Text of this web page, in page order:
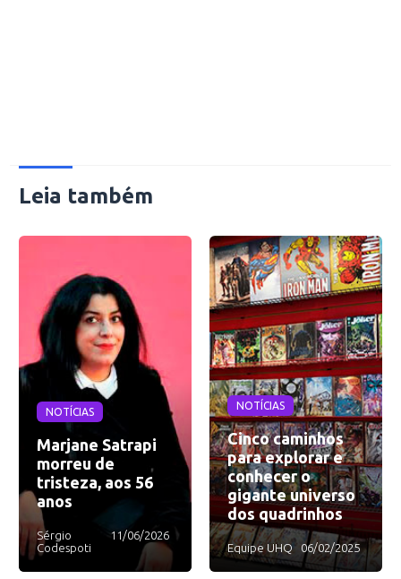
Leia também
NOTÍCIAS
Marjane Satrapi
morreu de
tristeza, aos 56
anos
Sérgio
Codespoti
11/06/2026
NOTÍCIAS
Cinco caminhos
para explorar e
conhecer o
gigante universo
dos quadrinhos
Equipe UHQ 06/02/2025